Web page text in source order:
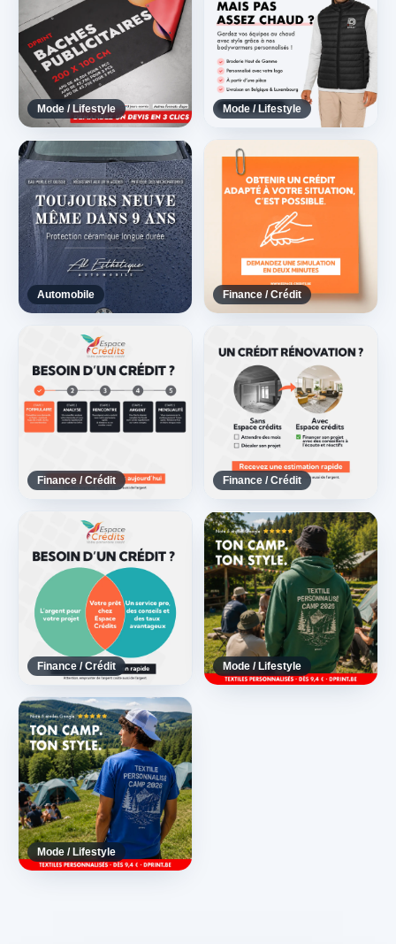
Mode / Lifestyle Mode / Lifestyle
Automobile Finance / Crédit
Finance / Crédit Finance / Crédit
Finance / Crédit Mode / Lifestyle
Mode / Lifestyle